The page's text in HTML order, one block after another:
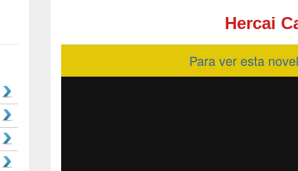
Hercai
Para ver esta